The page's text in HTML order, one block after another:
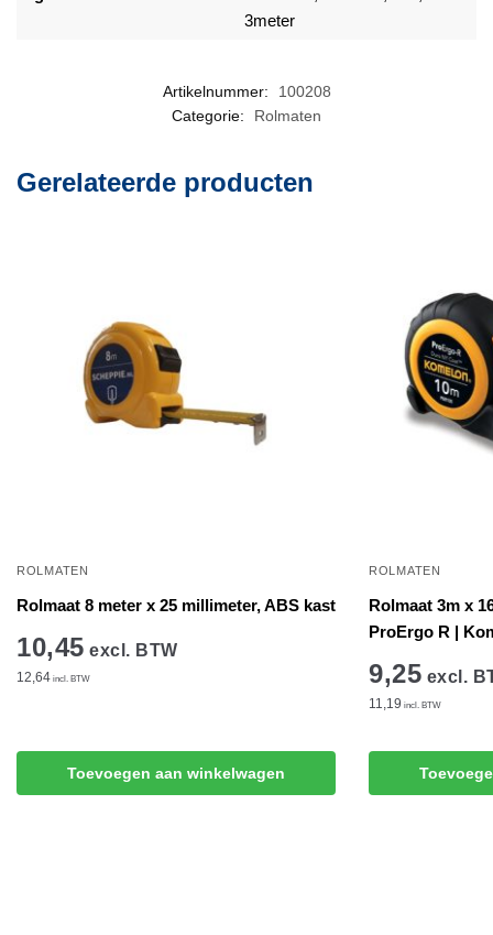
3meter
Artikelnummer:
100208
Categorie:
Rolmaten
Gerelateerde producten
ROLMATEN
Rolmaat 8 meter x 25 millimeter, ABS kast
10,45 excl. BTW
12,64 incl. BTW
Toevoegen aan winkelwagen
ROLMATEN
Rolmaat 3m x
ProErgo R |
9,25 excl.
11,19 incl. BTW